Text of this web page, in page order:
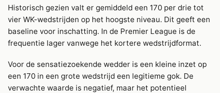
Historisch gezien valt er gemiddeld een 170 per drie tot
vier WK-wedstrijden op het hoogste niveau. Dit geeft een
baseline voor inschatting. In de Premier League is de
frequentie lager vanwege het kortere wedstrijdformat.
Voor de sensatiezoekende wedder is een kleine inzet op
een 170 in een grote wedstrijd een legitieme gok. De
verwachte waarde is negatief, maar het potentieel